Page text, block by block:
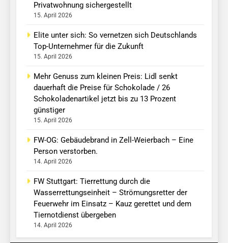
Privatwohnung sichergestellt
15. April 2026
Elite unter sich: So vernetzen sich Deutschlands
Top-Unternehmer für die Zukunft
15. April 2026
Mehr Genuss zum kleinen Preis: Lidl senkt
dauerhaft die Preise für Schokolade / 26
Schokoladenartikel jetzt bis zu 13 Prozent
günstiger
15. April 2026
FW-OG: Gebäudebrand in Zell-Weierbach – Eine
Person verstorben.
14. April 2026
FW Stuttgart: Tierrettung durch die
Wasserrettungseinheit – Strömungsretter der
Feuerwehr im Einsatz – Kauz gerettet und dem
Tiernotdienst übergeben
14. April 2026